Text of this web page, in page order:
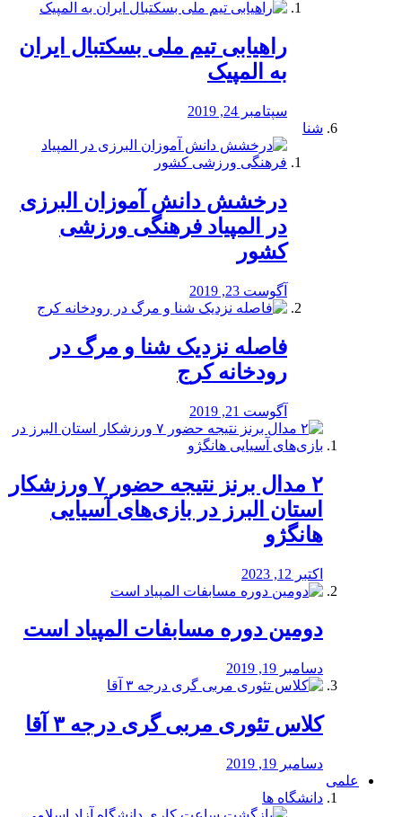
راهیابی تیم ملی بسکتبال ایران
به المپیک
سپتامبر 24, 2019
شنا
درخشش دانش آموزان البرزی
در المپیاد فرهنگی ورزشی
کشور
آگوست 23, 2019
️فاصله نزدیک شنا و مرگ در
رودخانه کرج
آگوست 21, 2019
۲ مدال برنز نتیجه حضور ۷ ورزشکار
استان البرز در بازی‌های آسیایی
هانگژو
اکتبر 12, 2023
دومین دوره مسابفات المپیاد است
دسامبر 19, 2019
کلاس تئوری مربی گری درجه ۳ آقا
دسامبر 19, 2019
علمی
دانشگاه ها